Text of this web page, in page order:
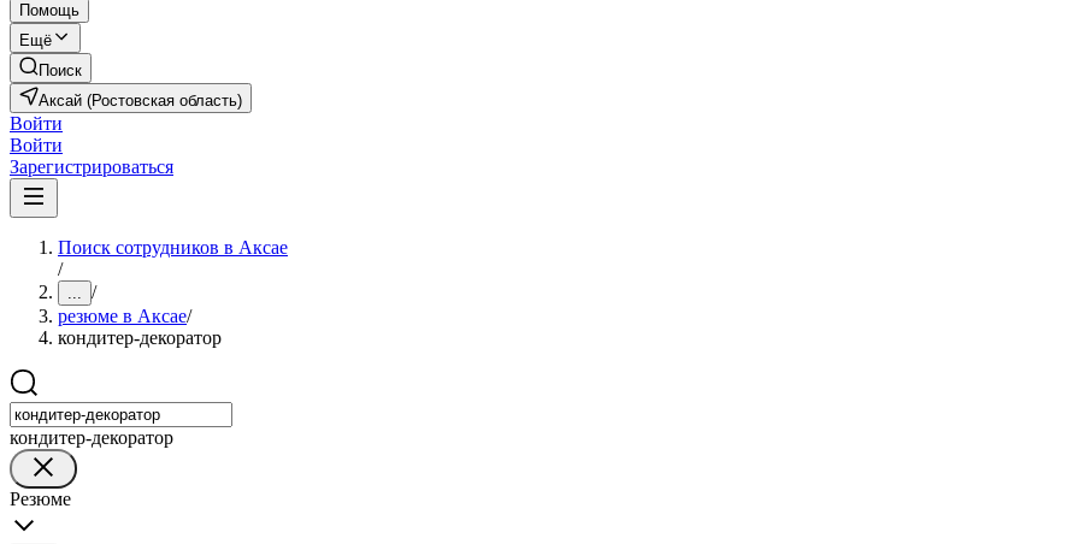
Помощь
Ещё
Поиск
Аксай (Ростовская область)
Войти
Войти
Зарегистрироваться
Поиск сотрудников в Аксае
/
... /
резюме в Аксае/
кондитер-декоратор
кондитер-декоратор
Резюме